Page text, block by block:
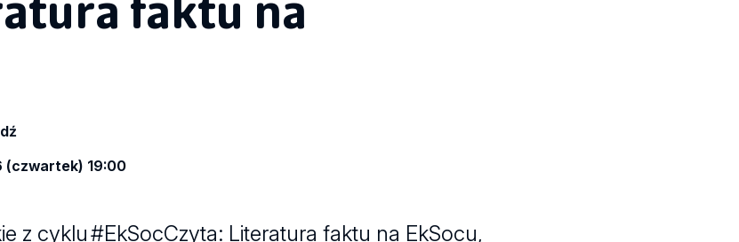
(czwartek) 19:00
z cyklu #EkSocCzyta: Literatura faktu na EkSocu,